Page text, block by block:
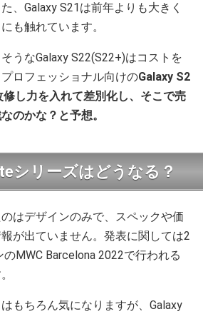
、Galaxy S21は前年よりも大きく
も触れています。
うなGalaxy S22(S22+)はコストを
ロフェッショナル向けのGalaxy S2
し力を入れて差別化し、そこで売
のかな？と予想。
シリーズはどうなる？
はデザインのみで、スペックや価
が出ていません。発表に関しては2
MWC Barcelona 2022で行われる
もちろん気になりますが、Galaxy